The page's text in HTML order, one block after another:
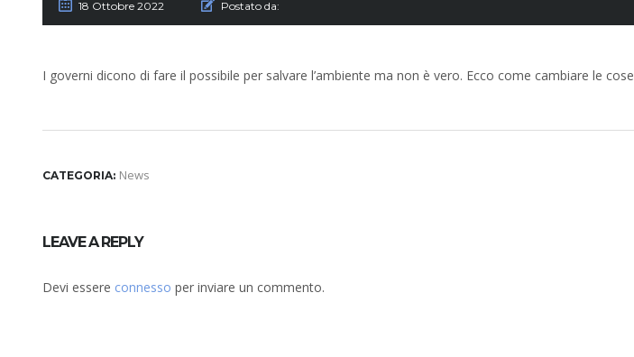
18 Ottobre 2022 Postato da:
I governi dicono di fare il possibile per salvare l’ambiente ma non è vero. Ecco come cambiare le cose
CATEGORIA: News
LEAVE A REPLY
Devi essere connesso per inviare un commento.